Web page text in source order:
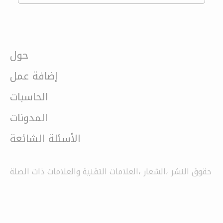
حول
إضافة عمل
الحاسبات
المدونات
الأسئلة الشائعة
حقوق النشر ،الشعار ،العلامات التقنية والعلامات ذات الصلة